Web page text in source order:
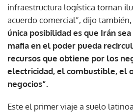
infraestructura logística tornan
acuerdo comercial”, dijo
única posibilidad es que Irán
mafia en el poder pueda
recursos que obtiene por los
electricidad, el combustible, el
negocios”.
Este el primer viaje a suelo